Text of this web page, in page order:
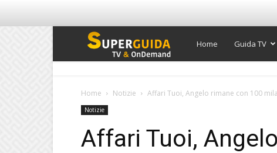
Super
Home Guida TV
Home Notizie Affari Tuoi, Angelo rimane con 100
Notizie
Affari Tuoi,